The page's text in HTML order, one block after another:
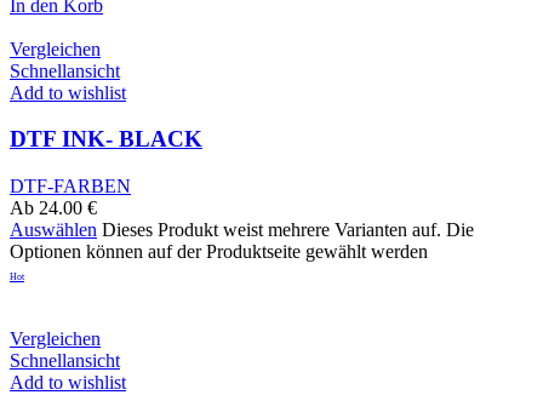
In den Korb
Vergleichen
Schnellansicht
Add to wishlist
DTF INK- BLACK
DTF-FARBEN
Ab 24.00 €
Auswählen Dieses Produkt weist mehrere Varianten auf. Die
Optionen können auf der Produktseite gewählt werden
Hot
Vergleichen
Schnellansicht
Add to wishlist